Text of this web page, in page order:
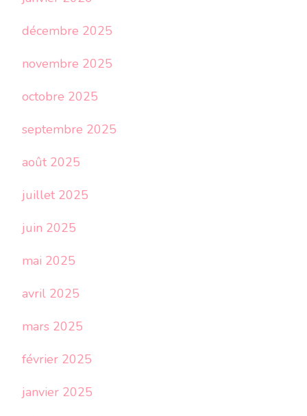
décembre 2025
novembre 2025
octobre 2025
septembre 2025
août 2025
juillet 2025
juin 2025
mai 2025
avril 2025
mars 2025
février 2025
janvier 2025